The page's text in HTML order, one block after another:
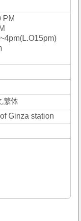
PM
,繁体
Ginza station